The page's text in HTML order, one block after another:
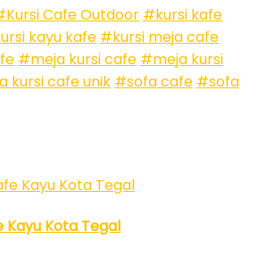
Cafe Outdoor #kursi kafe
kayu kafe #kursi meja cafe
#meja kursi cafe #meja kursi
kursi cafe unik #sofa cafe #sofa
Kayu Kota Tegal